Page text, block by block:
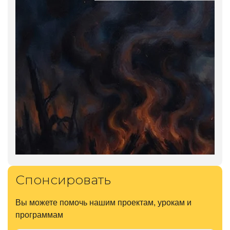
Спонсировать
Вы можете помочь нашим проектам, урокам и
программам